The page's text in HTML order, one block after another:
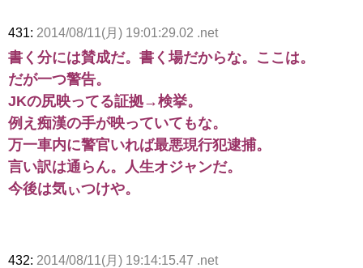
431: 2014/08/11(月) 19:01:29.02 .net
書く分には賛成だ。書く場だからな。ここは。
だが一つ警告。
JKの尻映ってる証拠→検挙。
例え痴漢の手が映っていてもな。
万一車内に警官いれば最悪現行犯逮捕。
言い訳は通らん。人生オジャンだ。
今後は気ぃつけや。
432: 2014/08/11(月) 19:14:15.47 .net